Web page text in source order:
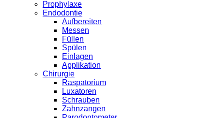
Prophylaxe
Endodontie
Aufbereiten
Messen
Füllen
Spülen
Einlagen
Applikation
Chirurgie
Raspatorium
Luxatoren
Schrauben
Zahnzangen